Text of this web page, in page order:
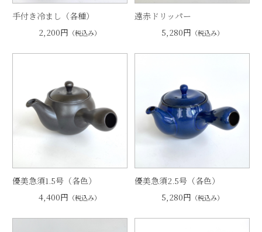
手付き冷まし（各種）
2,200円 （税込み）
遠赤ドリッパー
5,280円 （税込み）
優美急須1.5号（各色）
4,400円 （税込み）
優美急須2.5号（各色）
5,280円 （税込み）